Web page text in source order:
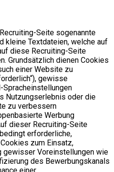
Seite sogenannte
kleine Textdateien, welche auf
diese Recruiting-Seite
Grundsätzlich dienen Cookies
einer Website zu
gewisse
Spracheinstellungen
Nutzungserlebnis oder die
zu verbessern
Werbung
dieser Recruiting-Seite
erforderliche,
zum Einsatz,
gewisser Voreinstellungen wie
des Bewerbungskanals